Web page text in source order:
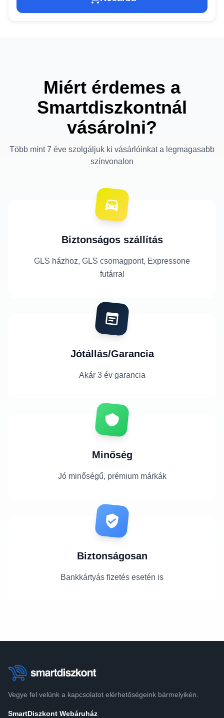
Miért érdemes a
Smartdiszkontnál
vásárolni?
Több mint 7 éve szolgáljuk ki vásárlóinkat a legmagasabb
színvonalon
Biztonságos szállítás
GLS házhoz, GLS csomagpont, Expressone
futárral
Jótállás/Garancia
Akár 3 év garancia
Minőség
Jó minőségű, prémium márkák
Biztonságosan
Bankkártyás fizetés esetén is
Vegye fel velünk a kapcsolatot elérhetőségeink bármelyikén.
SmartDiszkont Webáruház